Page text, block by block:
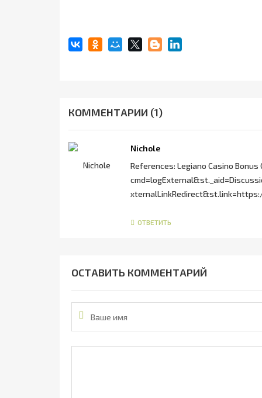
КОММЕНТАРИИ (1)
Nichole
References: Legiano Casino
ОТВЕТИТЬ
ОСТАВИТЬ КОММЕНТАРИЙ